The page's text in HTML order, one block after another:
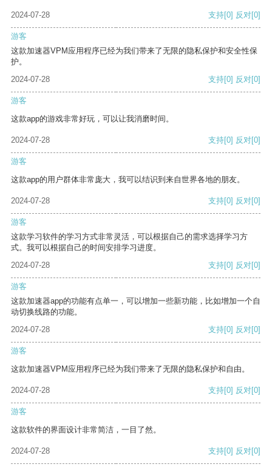
2024-07-28 支持[0] 反对[0]
游客
这款加速器VPM应用程序已经为我们带来了无限的隐私保护和安全性保
护。
2024-07-28
支持[0] 反对[0]
游客
这款app的游戏非常好玩，可以让我消磨时间。
2024-07-28 支持[0] 反对[0]
游客
这款app的用户群体非常庞大，我可以结识到来自世界各地的朋友。
2024-07-28 支持[0] 反对[0]
游客
这款学习软件的学习方式非常灵活，可以根据自己的需求选择学习方
式。我可以根据自己的时间安排学习进度。
2024-07-28
支持[0] 反对[0]
游客
这款加速器app的功能有点单一，可以增加一些新功能，比如增加一个自
动切换线路的功能。
2024-07-28
支持[0] 反对[0]
游客
这款加速器VPM应用程序已经为我们带来了无限的隐私保护和自由。
2024-07-28 支持[0] 反对[0]
游客
这款软件的界面设计非常简洁，一目了然。
2024-07-28 支持[0] 反对[0]